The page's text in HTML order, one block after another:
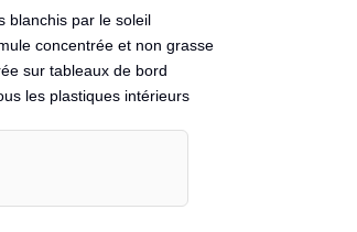
blanchis par le soleil
concentrée et non grasse
sur tableaux de bord
les plastiques intérieurs